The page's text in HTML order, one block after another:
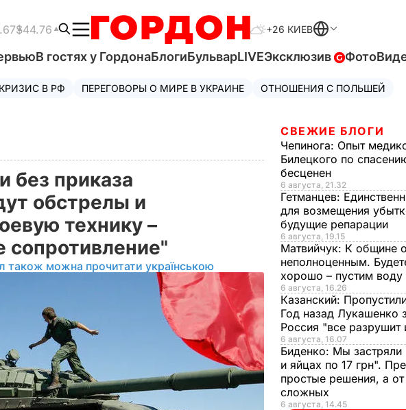
$44.76 +26 КИЕВ
В гостях у ГордонаБлогиБульварLIVEЭксклюзив Фото
В РФ ПЕРЕГОВОРЫ О МИРЕ В УКРАИНЕ ОТНОШЕНИЯ С ПОЛЬШЕЙ
без приказа
обстрелы и
технику –
також можна прочитати українською
СВЕЖИЕ БЛОГИ
Чепинога: Опыт
Билецкого по
бесценен
6 августа, 21.32
Гетманцев:
для возмещения
будущие репарации
6 августа, 19.15
Матвийчук: К общине
неполноценным.
хорошо – пустим воду
6 августа, 16.26
Казанский:
Год назад Лукашенко
Россия "все разрушит
6 августа, 16.07
Биденко: Мы застряли
и яйцах по 17 грн".
простые решения, а
сложных
6 августа, 14.45